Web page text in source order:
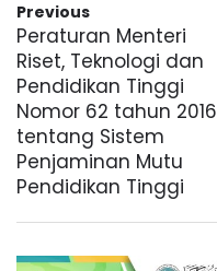
Previous
Peraturan Menteri
Riset, Teknologi dan
Pendidikan Tinggi
Nomor 62 tahun 2016
tentang Sistem
Penjaminan Mutu
Pendidikan Tinggi